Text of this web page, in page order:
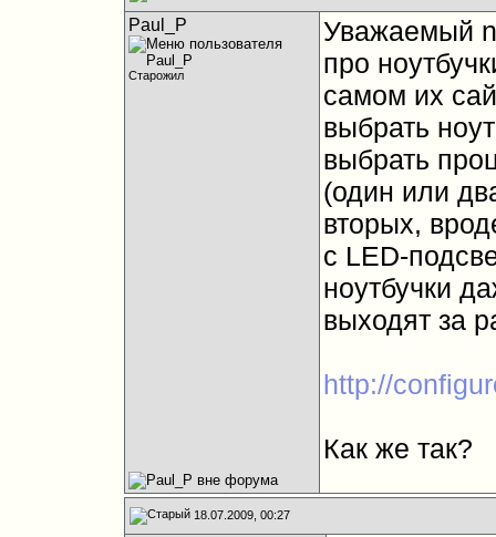
Paul_P
Старожил
Уважаемый
про
самом их
выбрать
выбрать
(один или
вторых,
с LED-
ноутбучки
выходят за
http://
Как же так?
18.07.2009, 00:27